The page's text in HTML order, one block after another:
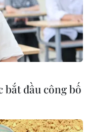
bắt đầu công bố